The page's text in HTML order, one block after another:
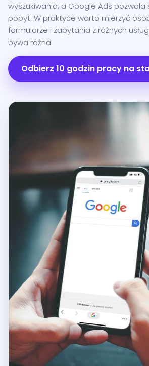
wyszukiwania, a Google Ads
popyt. W praktyce warto mierzyć
formularze i zapytania z różnych
bywa różna.
Odbierz 10 godzin pracy na